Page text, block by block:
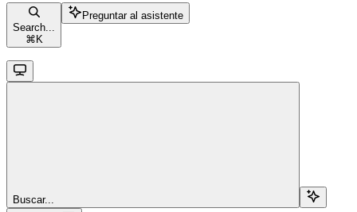
Search...
⌘ K
Preguntar al asistente
Buscar...